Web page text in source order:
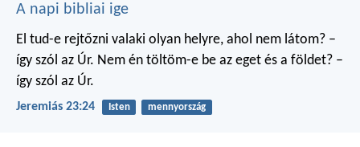
A napi bibliai ige
El tud-e rejtőzni valaki olyan helyre, ahol nem látom? –
így szól az Úr. Nem én töltöm-e be az eget és a földet? –
így szól az Úr.
Jeremiás 23:24 Isten mennyország